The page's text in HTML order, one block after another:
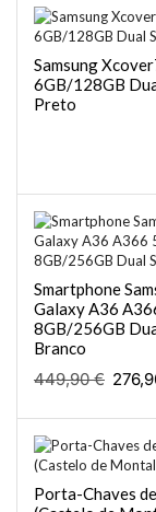
Samsung
6GB/128GB
Preto
Smartphone
Galaxy A36
8GB/256GB
Branco
449,90€
Porta-Chaves